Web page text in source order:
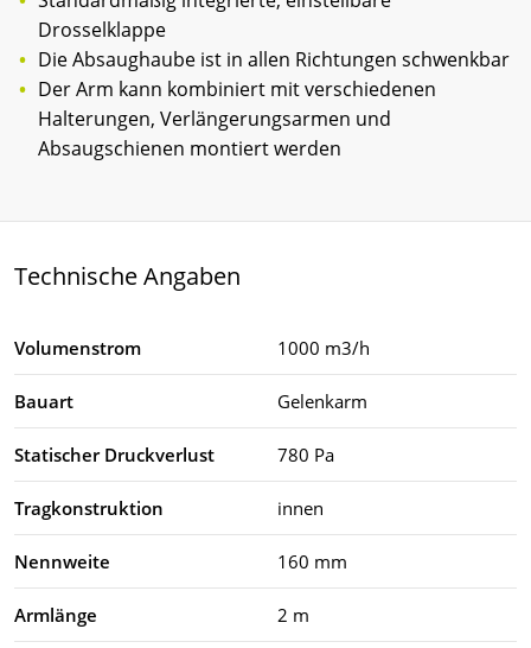
Drosselklappe
Die Absaughaube ist in allen Richtungen schwenkbar
Der Arm kann kombiniert mit verschiedenen
Halterungen, Verlängerungsarmen und
Absaugschienen montiert werden
Technische Angaben
Volumenstrom 1000 m3/h
Bauart Gelenkarm
Statischer Druckverlust 780 Pa
Tragkonstruktion innen
Nennweite 160 mm
Armlänge 2 m